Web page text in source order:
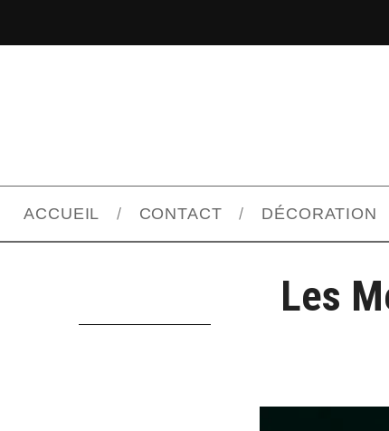
ACCUEIL CONTACT DÉCORATION
Les